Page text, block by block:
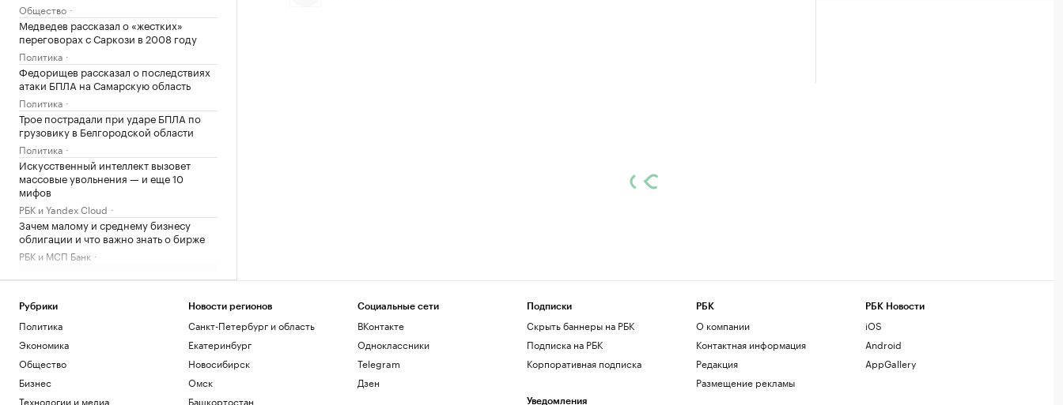
Общество
Медведев рассказал о «жестких»
переговорах с Саркози в 2008 году
Политика
Федорищев рассказал о последствиях
атаки БПЛА на Самарскую область
Политика
Трое пострадали при ударе БПЛА по
грузовику в Белгородской области
Политика
Искусственный интеллект вызовет
массовые увольнения — и еще 10
мифов
РБК и Yandex Cloud
Зачем малому и среднему бизнесу
облигации и что важно знать о бирже
РБК и МСП Банк
Загрузить еще
Рубрики
Политика
Экономика
Общество
Бизнес
Технологии и медиа
Новости регионов
Санкт-Петербург и область
Екатеринбург
Новосибирск
Омск
Башкортостан
Социальные сети
ВКонтакте
Одноклассники
Telegram
Дзен
Подписки
Скрыть баннеры на РБК
Подписка на РБК
Корпоративная подписка
Уведомления
РБК
О компании
Контактная информация
Редакция
Размещение рекламы
РБК Новости
iOS
Android
AppGallery